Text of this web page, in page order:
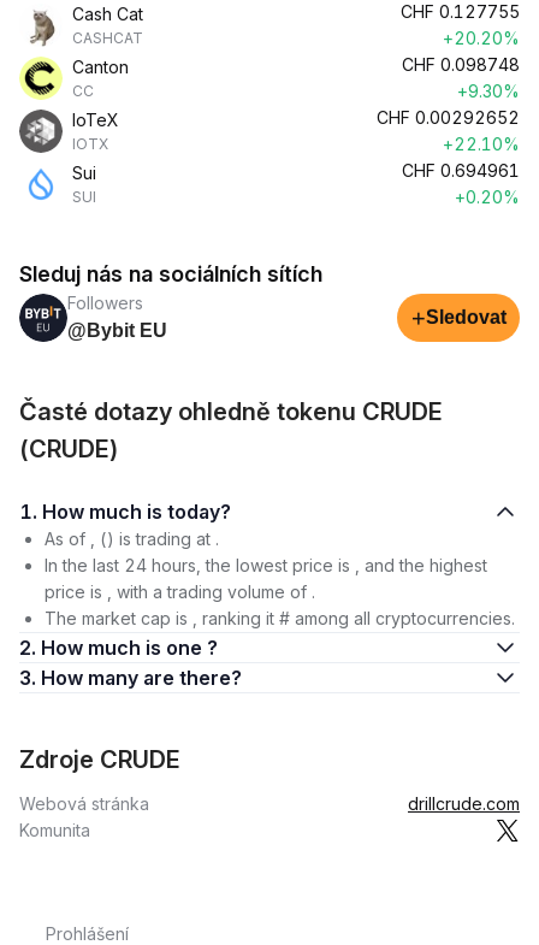
Cash Cat
CASHCAT
CHF 0.127755
+20.20%
Canton
CC
CHF 0.098748
+9.30%
IoTeX
IOTX
CHF 0.00292652
+22.10%
Sui
SUI
CHF 0.694961
+0.20%
Sleduj nás na sociálních sítích
Followers
@Bybit EU
+Sledovat
Časté dotazy ohledně tokenu CRUDE
(CRUDE)
1. How much is today?
As of , () is trading at .
In the last 24 hours, the lowest price is , and the highest
price is , with a trading volume of .
The market cap is , ranking it # among all cryptocurrencies.
2. How much is one ?
3. How many are there?
Zdroje CRUDE
Webová stránka
drillcrude.com
Komunita
Prohlášení